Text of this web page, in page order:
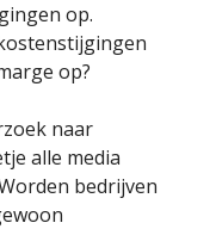
op.
op?
naar
alle media
bedrijven